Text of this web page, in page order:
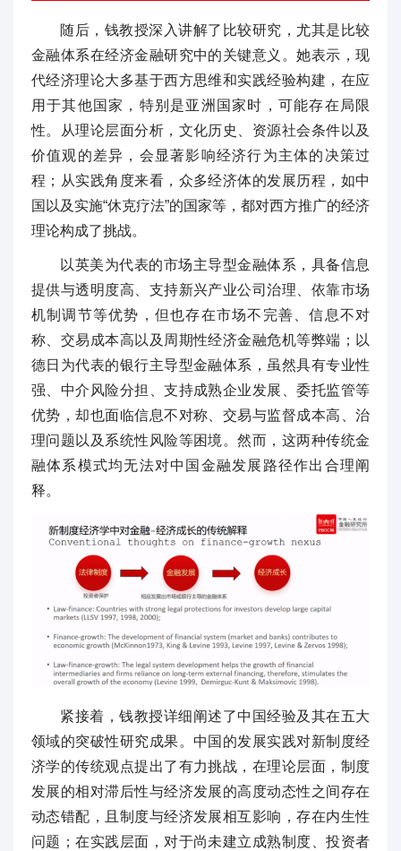
随后，钱教授深入讲解了比较研究，尤其是比较
金融体系在经济金融研究中的关键意义。她表示，现
代经济理论大多基于西方思维和实践经验构建，在应
用于其他国家，特别是亚洲国家时，可能存在局限
性。从理论层面分析，文化历史、资源社会条件以及
价值观的差异，会显著影响经济行为主体的决策过
程；从实践角度来看，众多经济体的发展历程，如中
国以及实施“休克疗法”的国家等，都对西方推广的经济
理论构成了挑战。
以英美为代表的市场主导型金融体系，具备信息
提供与透明度高、支持新兴产业公司治理、依靠市场
机制调节等优势，但也存在市场不完善、信息不对
称、交易成本高以及周期性经济金融危机等弊端；以
德日为代表的银行主导型金融体系，虽然具有专业性
强、中介风险分担、支持成熟企业发展、委托监管等
优势，却也面临信息不对称、交易与监督成本高、治
理问题以及系统性风险等困境。然而，这两种传统金
融体系模式均无法对中国金融发展路径作出合理阐
释。
紧接着，钱教授详细阐述了中国经验及其在五大
领域的突破性研究成果。中国的发展实践对新制度经
济学的传统观点提出了有力挑战，在理论层面，制度
发展的相对滞后性与经济发展的高度动态性之间存在
动态错配，且制度与经济发展相互影响，存在内生性
问题；在实践层面，对于尚未建立成熟制度、投资者